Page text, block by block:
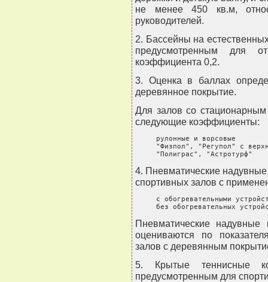
не менее 450 кв.м,
руководителей.
2. Бассейны на
предусмотренным для
коэффициента 0,2.
3. Оценка в баллах
деревянное покрытие.
Для залов со
следующие коэффициенты:
рулонные и ворсовые
"Физпол", "Регупол" с
"Полиграс", "Астротурф"
4. Пневматические
спортивных залов с
с обогревательными
без обогревательных
Пневматические
оцениваются по
залов с деревянным
5. Крытые теннисные
предусмотренным для